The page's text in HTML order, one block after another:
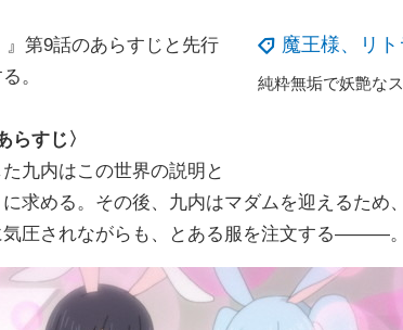
魔王様、リ
第9話のあらすじと先行
。
らすじ〉
九内はこの世界の説明と
求める。その後、九内はマダムを迎えるため
圧されながらも、とある服を注文する―――。